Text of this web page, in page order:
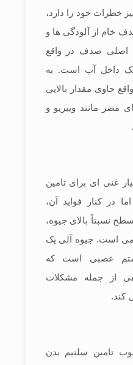
خطرات خود را دارد،
خام از آلودگی ها و
اصلی صدف در واقع
داخل آب است. به
حاوی مقدار بالایی
مضر مانند ویبریو و
غنی ای برای تامین
3 است. اما در کنار فواید آن،
نسبتاً بالای جیوه،
است. جیوه آلی یک
عصبی است که
از جمله مشکلات
کند.
تامین سلنیم بدن